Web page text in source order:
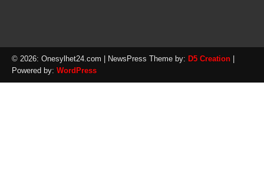
© 2026: Onesylhet24.com | NewsPress Theme by: D5 Creation
Powered by: WordPress